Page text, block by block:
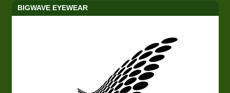
BIGWAVE EYEWEAR